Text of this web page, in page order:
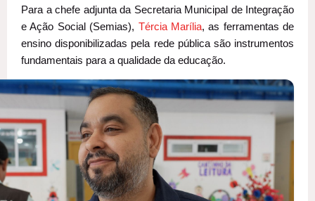
Para a chefe adjunta da Secretaria Municipal de Integração
e Ação Social (Semias), Tércia Marília, as ferramentas de
ensino disponibilizadas pela rede pública são instrumentos
fundamentais para a qualidade da educação.